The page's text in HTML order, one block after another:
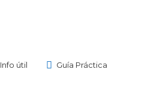
Info útil
Guía Práctica